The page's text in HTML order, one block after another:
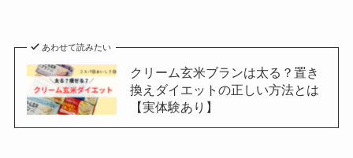
あわせて読みたい
クリーム玄米ブランは太る？置き
換えダイエットの正しい方法とは
【実体験あり】